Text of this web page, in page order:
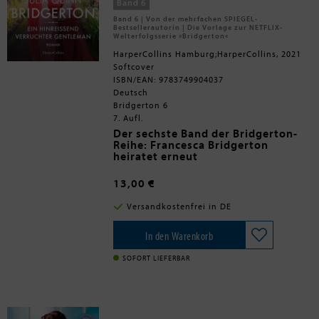
Band 6
Band 6 | Von der mehrfachen SPIEGEL-
Bestsellerautorin | Die Vorlage zur NETFLIX-
Welterfolgsserie »Bridgerton«
HarperCollins Hamburg;HarperCollins, 2021
Softcover
ISBN/EAN: 9783749904037
Deutsch
Bridgerton 6
7. Aufl.
Der sechste Band der Bridgerton-
Reihe: Francesca Bridgerton
heiratet erneut
der Gesellschaft könnte Michael
Stirling seine Zukünftige wählen.
Doch er ist rettungslos in die Einzige
verliebt, die er nicht haben kann.
Denn Francesca Bridgerton hat
seinen Cousin John geheiratet! Als
Ehrenmann muss Michael sich wohl
oder übel mit der Rolle des guten
»Quinn ist eine formvollendete
Erzählerin. Ihre Prosa ist lebendig
und treffsicher, meisterhaft erschafft
sie Figuren, die man nicht vergisst.«
Publishers Weekly
13,00 €
Versandkostenfrei in DE
In den Warenkorb
SOFORT LIEFERBAR